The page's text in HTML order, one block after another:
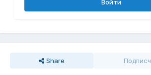
Войти
Share